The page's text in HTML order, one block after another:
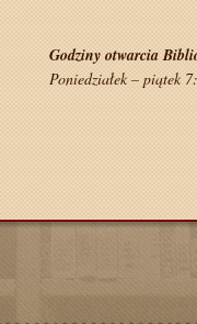
Godziny otwarcia
Poniedziałek – piątek